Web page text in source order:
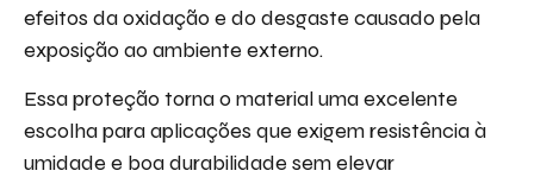
efeitos da oxidação e do desgaste causado pela
exposição ao ambiente externo.
Essa proteção torna o material uma excelente
escolha para aplicações que exigem resistência à
umidade e boa durabilidade sem elevar